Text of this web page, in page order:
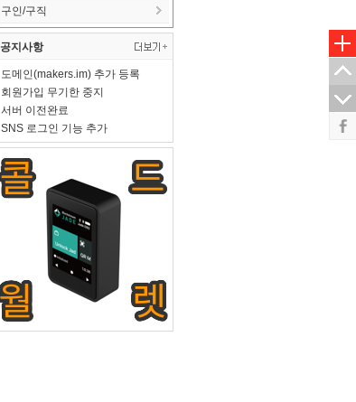
구인/구직
공지사항
도메인(makers.im) 추가 등록
회원가입 무기한 중지
서버 이전완료
SNS 로그인 기능 추가